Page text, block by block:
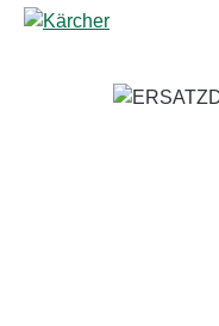
Bildergalerie